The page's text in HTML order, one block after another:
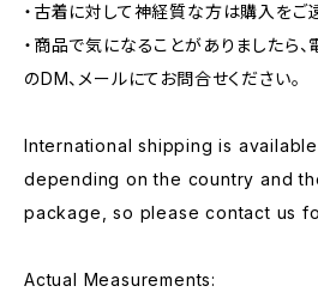
・古着に対して神経質な方は購入をご
・商品で気になることがありましたら
のDM、メールにてお問合せください。
International shipping is
depending on the country and
package, so please contact us
Actual Measurements: